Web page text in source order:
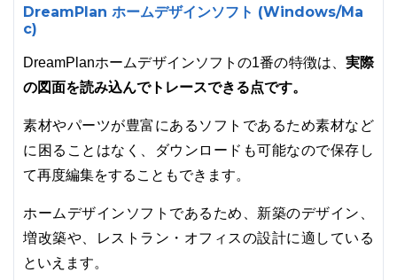
DreamPlan ホームデザインソフト (Windows/Ma
c)
DreamPlanホームデザインソフトの1番の特徴は、 実際
の図面を読み込んでトレースできる点です。
素材やパーツが豊富にあるソフトであるため素材など
に困ることはなく、ダウンロードも可能なので保存し
て再度編集をすることもできます。
ホームデザインソフトであるため、新築のデザイン、
増改築や、レストラン・オフィスの設計に適している
といえます。